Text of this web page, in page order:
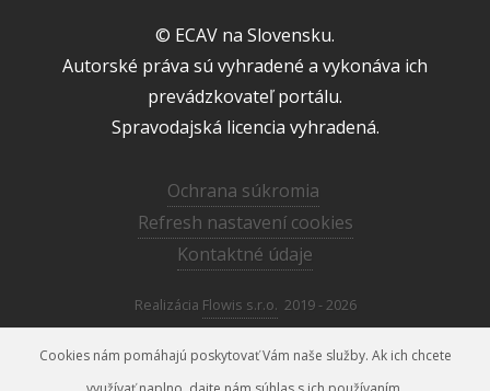
© ECAV na Slovensku.
Autorské práva sú vyhradené a vykonáva ich
prevádzkovateľ portálu.
Spravodajská licencia vyhradená.
Ochrana súkromia
Refresh nastavení cookies
Kontaktné údaje
Realizácia Flowis s.r.o. 2019 - 2026
Cookies nám pomáhajú poskytovať Vám naše služby. Ak ich chcete